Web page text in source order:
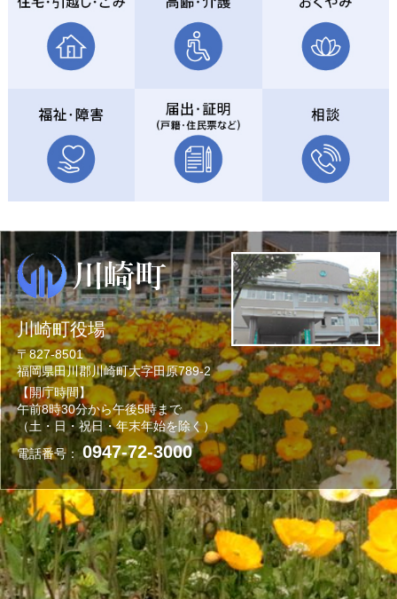
川崎町役場
〒827-8501
福岡県田川郡川崎町大字田原789-2
【開庁時間】
午前8時30分から午後5時まで
（土・日・祝日・年末年始を除く）
電話番号：0947-72-3000